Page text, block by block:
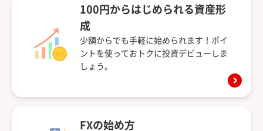
100円からはじめられる資産形
成
少額からでも手軽に始められます！ポイ
ントを使っておトクに投資デビューしま
しょう。
FXの始め方